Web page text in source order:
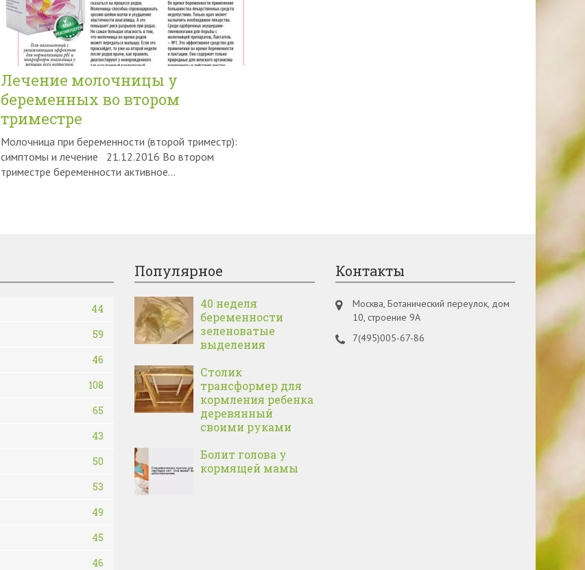
Лечение молочницы у
беременных во втором
триместре
Молочница при беременности (второй триместр):
симптомы и лечение 21.12.2016 Во втором
триместре беременности активное...
44
59
46
108
65
43
50
53
49
45
46
Популярное
40 неделя
беременности
зеленоватые
выделения
Столик
трансформер для
кормления ребенка
деревянный
своими руками
Болит голова у
кормящей мамы
Контакты
Москва, Ботанический переулок, дом
10, строение 9А
7(495)005-67-86